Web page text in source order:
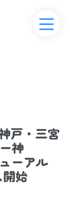
戸・三宮
神
ーアル
開始